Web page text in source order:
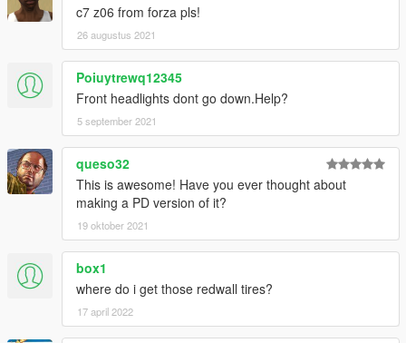
c7 z06 from forza pls!
26 augustus 2021
Poiuytrewq12345
Front headlights dont go down.Help?
5 september 2021
queso32
This is awesome! Have you ever thought about
making a PD version of it?
19 oktober 2021
box1
where do i get those redwall tires?
17 april 2022